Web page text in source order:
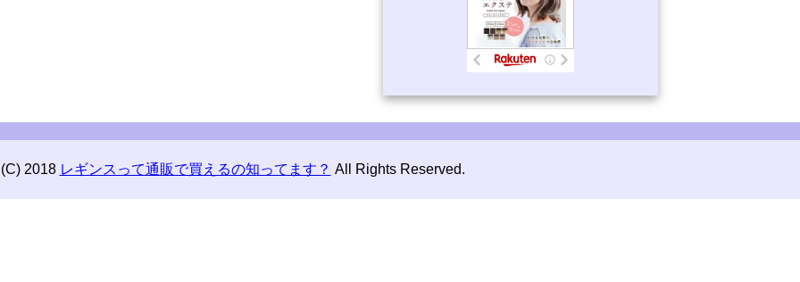
2018 レギンスって通販で買えるの知ってます？ All Rights Reserved.